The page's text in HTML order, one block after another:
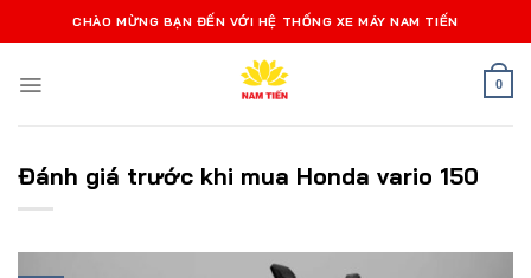
qua
dung
CHÀO MỪNG BẠN ĐẾN VỚI HỆ THỐNG XE MÁY NAM TIẾN
0
Đánh giá trước khi mua Honda vario 150